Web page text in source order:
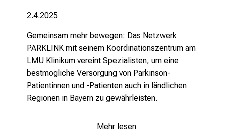
2.4.2025
Gemeinsam mehr bewegen: Das Netzwerk
PARKLINK mit seinem Koordinationszentrum am
LMU Klinikum vereint Spezialisten, um eine
bestmögliche Versorgung von Parkinson-
Patientinnen und -Patienten auch in ländlichen
Regionen in Bayern zu gewährleisten.
Mehr lesen